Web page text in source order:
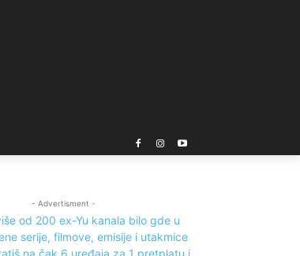
- Advertisment -